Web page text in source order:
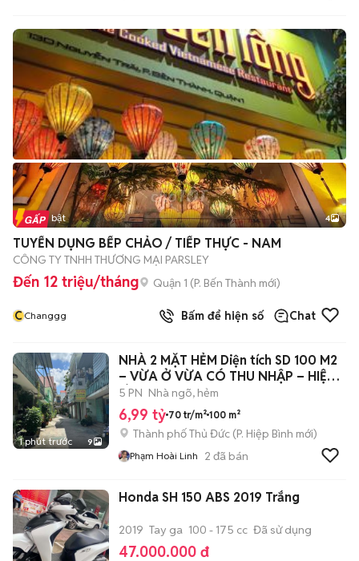
Tin nổi bật 4
TUYỂN DỤNG BẾP CHẢO / TIẾP THỰC - NAM
CÔNG TY TNHH THƯƠNG MẠI PARSLEY
Đến 12 triệu/tháng Quận 1 (P. Bến Thành mới)
CChanggg Bấm để hiện số Chat
1 phút trước 9
NHÀ 2 MẶT HẺM Diện tích SD 100 M2
– VỪA Ở VỪA CÓ THU NHẬP – HIỆP
BÌNH
5 PN Nhà ngõ, hẻm
6,99 tỷ 70 tr/m² 100 m²
Thành phố Thủ Đức (P. Hiệp Bình mới)
Phạm Hoài Linh 2 đã bán
Honda SH 150 ABS 2019 Trắng
2019 Tay ga 100 - 175 cc Đã sử dụng
47.000.000 đ